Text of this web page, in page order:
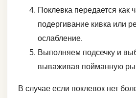
Поклевка передается как
подергивание кивка или
ослабление.
Выполняем подсечку и
вываживая пойманную
В случае если поклевок нет